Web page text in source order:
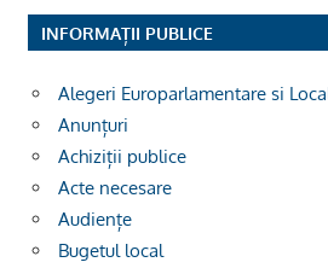
INFORMAȚII PUBLICE
Alegeri Europarlamentare si
Anunțuri
Achiziții publice
Acte necesare
Audiențe
Bugetul local